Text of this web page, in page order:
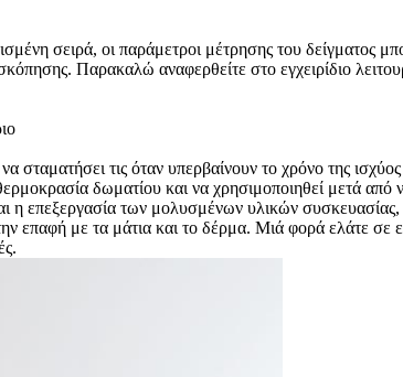
σειρά, οι παράμετροι μέτρησης του
Παρακαλώ αναφερθείτε στο εγχειρίδιο
σταματήσει τις όταν υπερβαίνουν το χρόνο της ισχύος
δωματίου και να χρησιμοποιηθεί μετά από
η επεξεργασία των μολυσμένων υλικών
επαφή με τα μάτια και το δέρμα. Μιά φορά ελάτε